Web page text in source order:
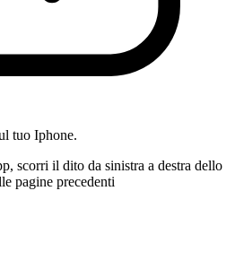
tuo Iphone.
scorri il dito da sinistra a destra dello
pagine precedenti